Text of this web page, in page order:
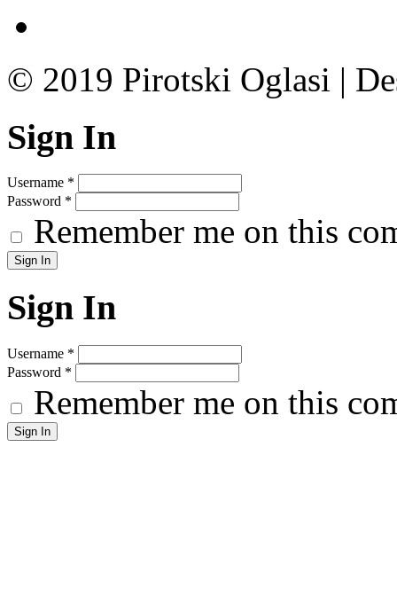
© 2019 Pirotski Oglasi |
Sign In
Username *
Password *
Remember me on this
Sign In
Username *
Password *
Remember me on this